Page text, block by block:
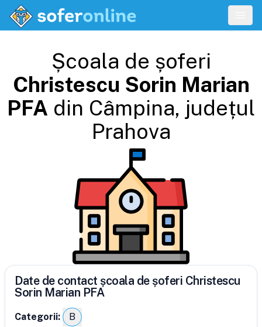
Școala de șoferi
Christescu Sorin Marian
PFA din Câmpina, județul
Prahova
Date de contact școala de șoferi Christescu
Sorin Marian PFA
Categorii: B